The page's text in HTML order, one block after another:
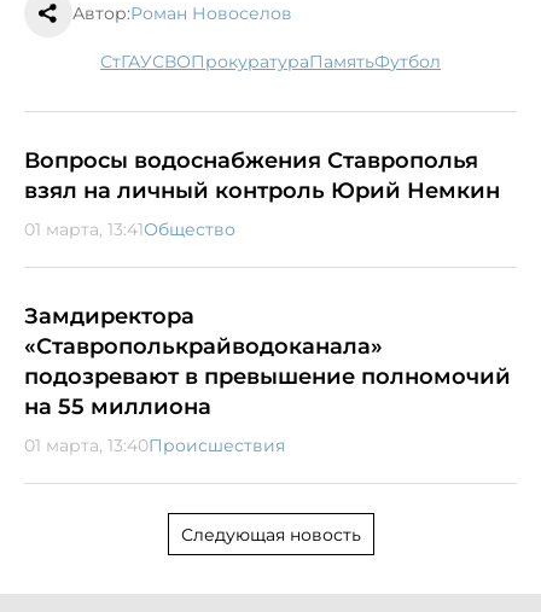
Автор:Роман Новоселов
СтГАУ СВО прокуратура память футбол
Вопросы водоснабжения Ставрополья
взял на личный контроль Юрий Немкин
01 марта, 13:41Общество
Замдиректора
«Ставрополькрайводоканала»
подозревают в превышение полномочий
на 55 миллиона
01 марта, 13:40Происшествия
Следующая новость